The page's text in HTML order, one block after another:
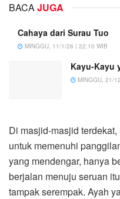
BACAJUGA
Cahaya dari Surau Tuo
MINGGU, 11/1/26 | 22:10 WIB
Kayu-Kayu
MINGGU, 21/
Di masjid-masjid
untuk memenuhi
yang mendengar, hanya
berjalan menuju seruan
tampak serempak. Ayah